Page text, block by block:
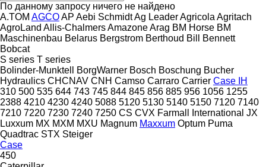
По данному запросу ничего не найдено
A.TOM AGCOAP Aebi SchmidtAg LeaderAgricola Agritach
AgroLand Allis-ChalmersAmazoneArag BM Horse BM
Maschinenbau Belarus Bergstrom Berthoud Bill Bennett
Bobcat
S series T series
Bolinder-Munktell
BorgWarner Bosch Boschung Bucher
Hydraulics CHCNAV CNH Camso Carraro Carrier Case IH
310 500 535 644 743 745 844 845 856 885 956 1056 1255
2388 4210 4230 4240 5088 5120 5130 5140 5150 7120 7140
7210 7220 7230 7240 7250 CS CVX Farmall International JX
Luxxum MX MXM MXU Magnum Maxxum Optum Puma
Quadtrac STX Steiger
Case
450